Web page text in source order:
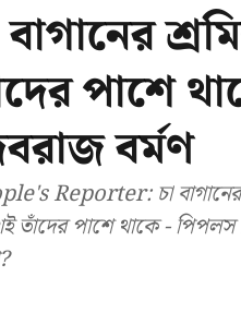
বাগানের
পাশে
বর্মণ
Reporter: চা বাগানের
তাঁদের পাশে থাকে -